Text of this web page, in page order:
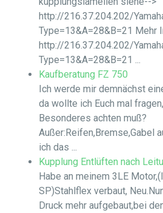
http://216.37.204.202/
Type=13&A=28&B=21 Mehr
http://216.37.204.202/
Type=13&A=28&B=21 ...
Kaufberatung FZ 750
Ich werde mir demnächst
da wollte ich Euch mal
Besonderes achten muß?
Außer:Reifen,Bremse,Gabel
ich das ...
Kupplung Entlüften nach
Habe an meinem 3LE
SP)Stahlflex verbaut,
Druck mehr aufgebaut,bei